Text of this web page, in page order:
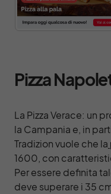
Pizza
La Pizza Verace: un
la Campania e, in
Tradizion vuole che la
1600, con
Per essere definita
deve superare i 35